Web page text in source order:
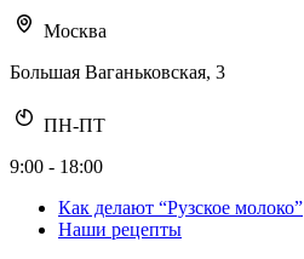
Москва
Большая Ваганьковская, 3
ПН-ПТ
9:00 - 18:00
Как делают “Рузское молоко”
Наши рецепты